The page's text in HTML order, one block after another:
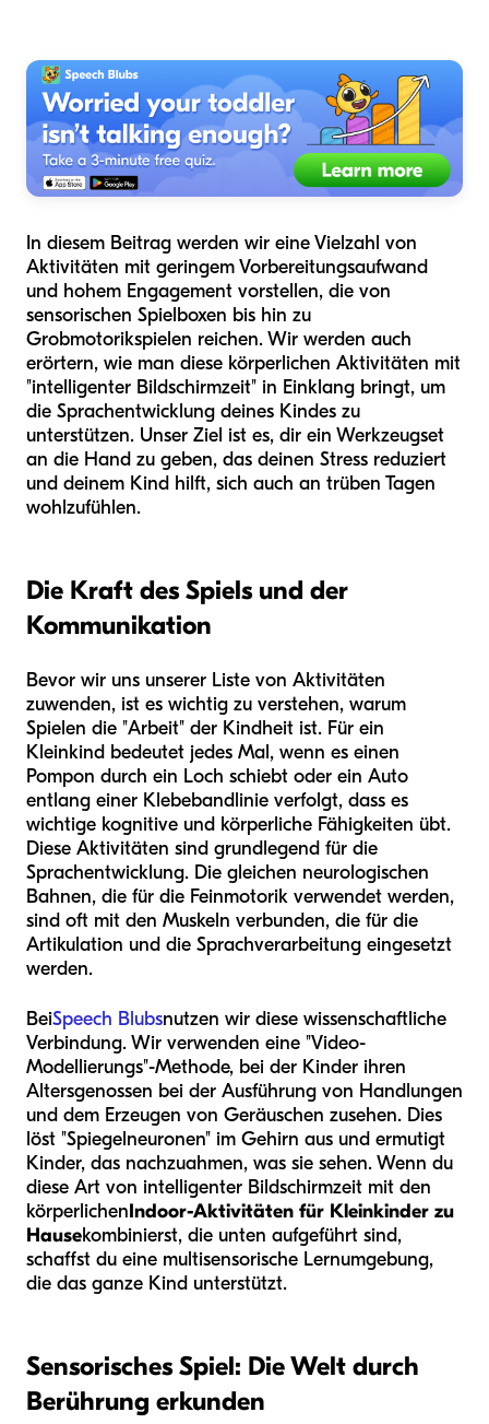
In diesem Beitrag werden wir eine Vielzahl von
Aktivitäten mit geringem Vorbereitungsaufwand
und hohem Engagement vorstellen, die von
sensorischen Spielboxen bis hin zu
Grobmotorikspielen reichen. Wir werden auch
erörtern, wie man diese körperlichen Aktivitäten mit
"intelligenter Bildschirmzeit" in Einklang bringt, um
die Sprachentwicklung deines Kindes zu
unterstützen. Unser Ziel ist es, dir ein Werkzeugset
an die Hand zu geben, das deinen Stress reduziert
und deinem Kind hilft, sich auch an trüben Tagen
wohlzufühlen.
Die Kraft des Spiels und der
Kommunikation
Bevor wir uns unserer Liste von Aktivitäten
zuwenden, ist es wichtig zu verstehen, warum
Spielen die "Arbeit" der Kindheit ist. Für ein
Kleinkind bedeutet jedes Mal, wenn es einen
Pompon durch ein Loch schiebt oder ein Auto
entlang einer Klebebandlinie verfolgt, dass es
wichtige kognitive und körperliche Fähigkeiten übt.
Diese Aktivitäten sind grundlegend für die
Sprachentwicklung. Die gleichen neurologischen
Bahnen, die für die Feinmotorik verwendet werden,
sind oft mit den Muskeln verbunden, die für die
Artikulation und die Sprachverarbeitung eingesetzt
werden.
BeiSpeech Blubsnutzen wir diese wissenschaftliche
Verbindung. Wir verwenden eine "Video-
Modellierungs"-Methode, bei der Kinder ihren
Altersgenossen bei der Ausführung von Handlungen
und dem Erzeugen von Geräuschen zusehen. Dies
löst "Spiegelneuronen" im Gehirn aus und ermutigt
Kinder, das nachzuahmen, was sie sehen. Wenn du
diese Art von intelligenter Bildschirmzeit mit den
körperlichenIndoor-Aktivitäten für Kleinkinder zu
Hausekombinierst, die unten aufgeführt sind,
schaffst du eine multisensorische Lernumgebung,
die das ganze Kind unterstützt.
Sensorisches Spiel: Die Welt durch
Berührung erkunden